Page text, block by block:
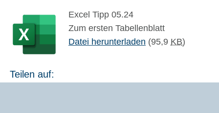
Excel Tipp 05.24
Zum ersten Tabel­len­blatt
Datei her­un­ter­la­den (95,9 KB)
Teilen auf: